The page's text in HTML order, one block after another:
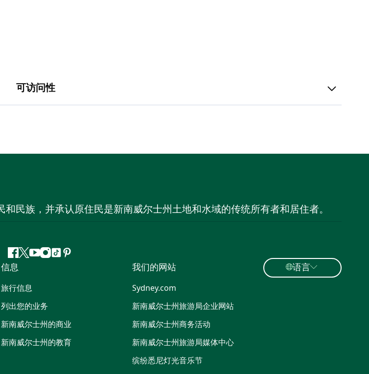
可访问性
民族，并承认原住民是新南威尔士州土地和水域的传统所有者和居住者。
Facebook
叽
喳
喳
YouTube
Instagram
抖 Pinterest
信息
旅行信息
列出您的业务
新南威尔士州的商业
新南威尔士州的教育
我们的网站
Sydney.com
新南威尔士州旅游局企业网站
新南威尔士州商务活动
新南威尔士州旅游局媒体中心
缤纷悉尼灯光音乐节
语言